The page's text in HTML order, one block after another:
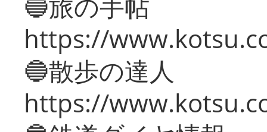
https://
🔵散歩の達人
https://